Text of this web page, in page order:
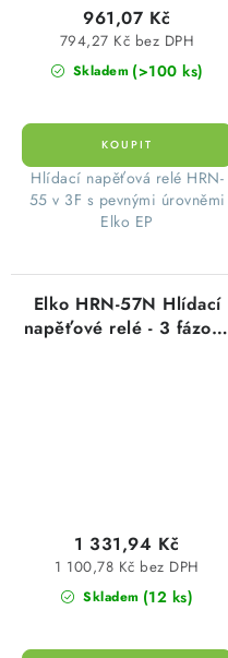
Skladem (>100 ks)
794,27 Kč bez DPH
961,07 Kč
​ Hlídací napěťová relé HRN-
55 v 3F s pevnými úrovněmi
Elko EP
Elko HRN-57N Hlídací
napěťové relé - 3 fázové
Skladem (12 ks)
1 100,78 Kč bez DPH
1 331,94 Kč